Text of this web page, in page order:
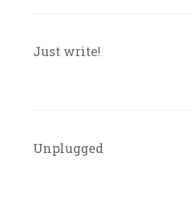
Just write!
Unplugged